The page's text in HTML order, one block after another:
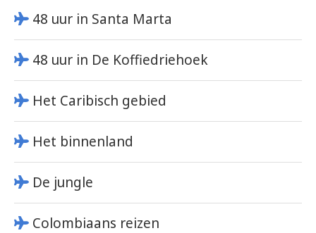
48 uur in Santa Marta
48 uur in De Koffiedriehoek
Het Caribisch gebied
Het binnenland
De jungle
Colombiaans reizen